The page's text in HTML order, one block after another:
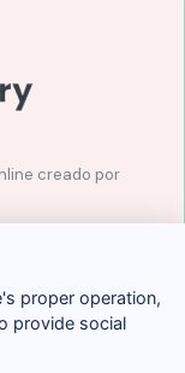
creado por
proper operation,
provide social